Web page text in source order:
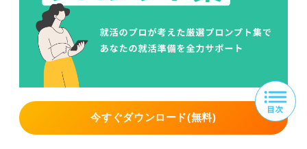
今すぐダウンロード(無料)